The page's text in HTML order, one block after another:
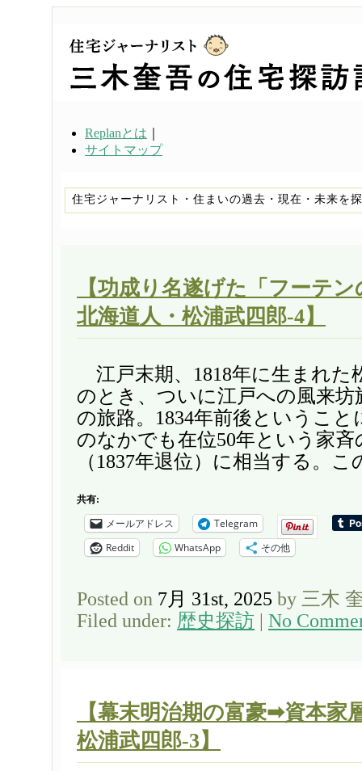
Replanとは
サイトマップ
住宅ジャーナリスト・住まいの過去・現在・未来を
【功成り名遂げた「フーテ
北海道人・松浦武四郎-4】
江戸末期、1818年に生まれた
のとき、ついに江戸への風来坊
の旅路。1834年前後というこ
のなかでも在位50年という家斉
（1837年退位）に相当する。
共有:
メールアドレス
Telegram
Reddit
WhatsApp その他
Posted on 7月 31st, 2025 by 三木
Filed under: 歴史探訪 | No
【幕末明治期の富豪➡資本家
松浦武四郎-3】